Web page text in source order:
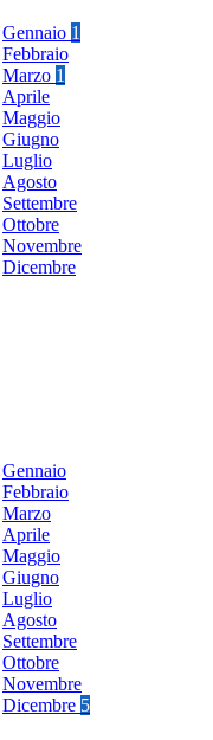
Gennaio 1
Febbraio
Marzo 1
Aprile
Maggio
Giugno
Luglio
Agosto
Settembre
Ottobre
Novembre
Dicembre
Gennaio
Febbraio
Marzo
Aprile
Maggio
Giugno
Luglio
Agosto
Settembre
Ottobre
Novembre
Dicembre 5